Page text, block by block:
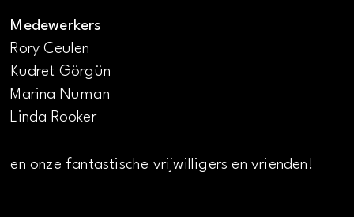
Medewerkers
Rory Ceulen
Kudret Görgün
Marina Numan
Linda Rooker
en onze fantastische vrijwilligers en vrienden!